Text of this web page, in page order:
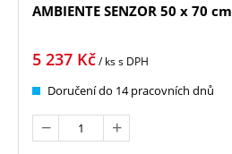
AMBIENTE SENZOR 50 x 70 cm
5 237 Kč/ kss DPH
Doručení do 14 pracovních dnů